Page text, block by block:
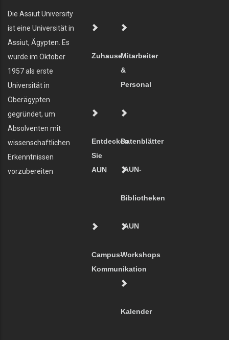
Die Assiut University
ist eine Universität in
Assiut, Ägypten. Es
wurde im Oktober
1957 als erste
Universität in
Oberägypten
gegründet, um
Absolventen mit
wissenschaftlichen
Erkenntnissen
vorzubereiten
ZuhauseMitarbeiter
&
Personal
Entdecken
Sie
AUN
Datenblätter
AUN-
Bibliotheken
Campus-
Kommunikation
AUN
Workshops
Kalender